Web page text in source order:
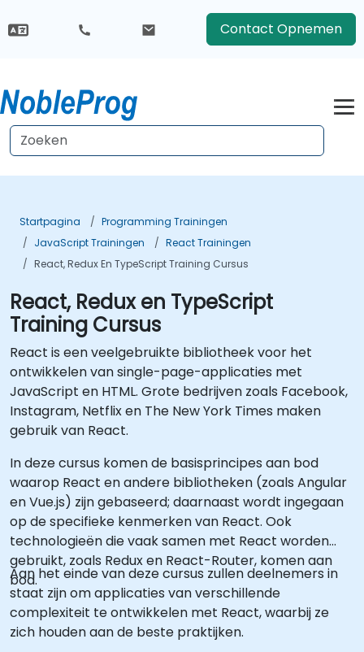
Contact Opnemen
Startpagina
Programming Trainingen
JavaScript Trainingen
React Trainingen
React, Redux En TypeScript Training Cursus
React, Redux en TypeScript
Training Cursus
React is een veelgebruikte bibliotheek voor het
ontwikkelen van single-page-applicaties met
JavaScript en HTML. Grote bedrijven zoals Facebook,
Instagram, Netflix en The New York Times maken
gebruik van React.
In deze cursus komen de basisprincipes aan bod
waarop React en andere bibliotheken (zoals Angular
en Vue.js) zijn gebaseerd; daarnaast wordt ingegaan
op de specifieke kenmerken van React. Ook
technologieën die vaak samen met React worden
gebruikt, zoals Redux en React-Router, komen aan
bod.
Aan het einde van deze cursus zullen deelnemers in
staat zijn om applicaties van verschillende
complexiteit te ontwikkelen met React, waarbij ze
zich houden aan de beste praktijken.